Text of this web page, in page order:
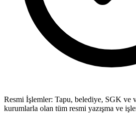
Resmi İşlemler: Tapu, belediye, SGK ve
kurumlarla olan tüm resmi yazışma ve